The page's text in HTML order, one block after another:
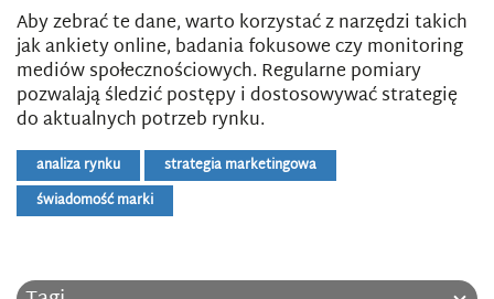
Aby zebrać te dane, warto korzystać z narzędzi takich
jak ankiety online, badania fokusowe czy monitoring
mediów społecznościowych. Regularne pomiary
pozwalają śledzić postępy i dostosowywać strategię
do aktualnych potrzeb rynku.
analiza rynku
strategia marketingowa
świadomość marki